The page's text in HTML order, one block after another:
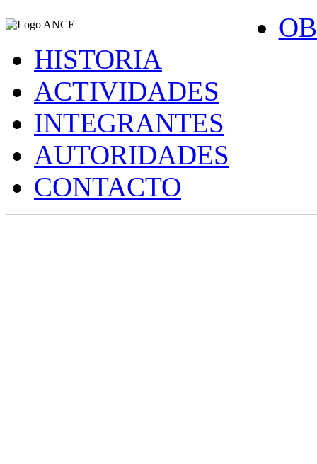
HISTORIA
ACTIVIDADES
INTEGRANTES
AUTORIDADES
CONTACTO